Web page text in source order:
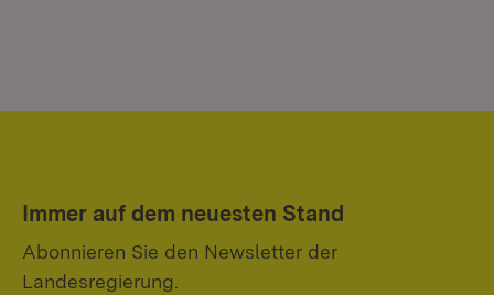
Immer auf dem neuesten Stand
Abonnieren Sie den Newsletter der
Landesregierung.